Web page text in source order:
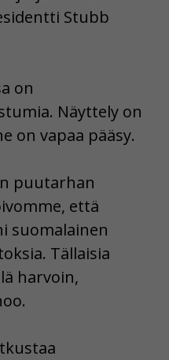
Stubb
on
Näyttely on
on vapaa pääsy.
puutarhan
että
suomalainen
Tällaisia
harvoin,